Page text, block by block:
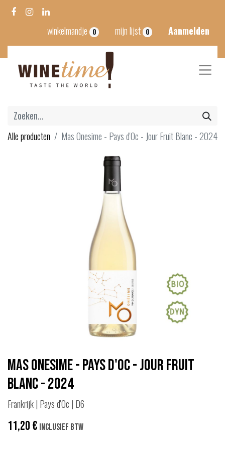
winkelmandje 0 mijn lijst 0 Aanmelden
Alle producten Mas Onesime - Pays d'Oc - Jour Fruit Blanc - 2024
Mas Onesime - Pays d'Oc - Jour Fruit
Blanc - 2024
Frankrijk | Pays d'Oc | D6
11,20€ Inclusief btw